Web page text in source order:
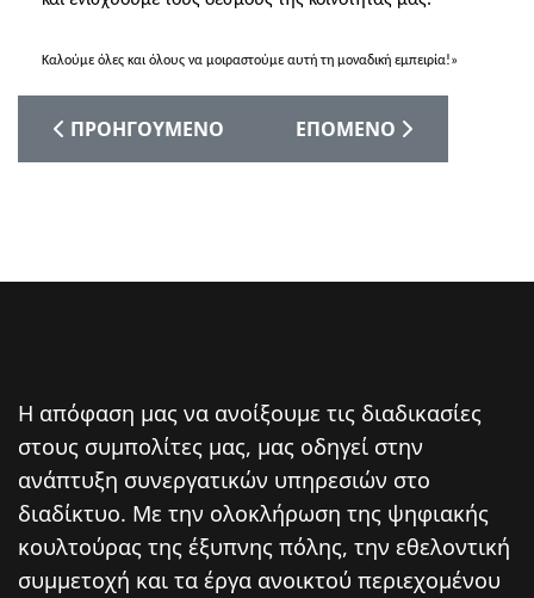
Καλούμε όλες και όλους να μοιραστούμε αυτή τη μοναδική εμπειρία!»
ΠΡΟΗΓΟΎΜΕΝΟ ΆΡΘΡΟ: Η ΓΙΟΡΤΉ ΤΗΣ
ΠΡΟΗΓΟΎΜΕΝΟ ΕΠΌΜΕΝΟ ΆΡΘΡΟ: ΜΕ
ΕΠΌΜΕΝΟ
Η απόφαση μας να ανοίξουμε τις διαδικασίες
στους συμπολίτες μας, μας οδηγεί στην
ανάπτυξη συνεργατικών υπηρεσιών στο
διαδίκτυο. Mε την ολοκλήρωση της ψηφιακής
κουλτούρας της έξυπνης πόλης, την εθελοντική
συμμετοχή και τα έργα ανοικτού περιεχομένου